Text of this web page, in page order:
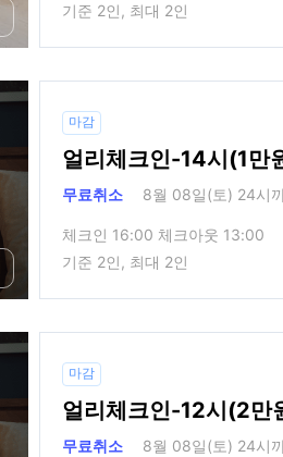
기준 2인, 최대 2인
마감
얼리체크인-14시(1만
무료취소 8월 08일(토) 24시
체크인 16:00 체크아웃 13:00
기준 2인, 최대 2인
마감
얼리체크인-12시(2만
무료취소 8월 08일(토) 24시